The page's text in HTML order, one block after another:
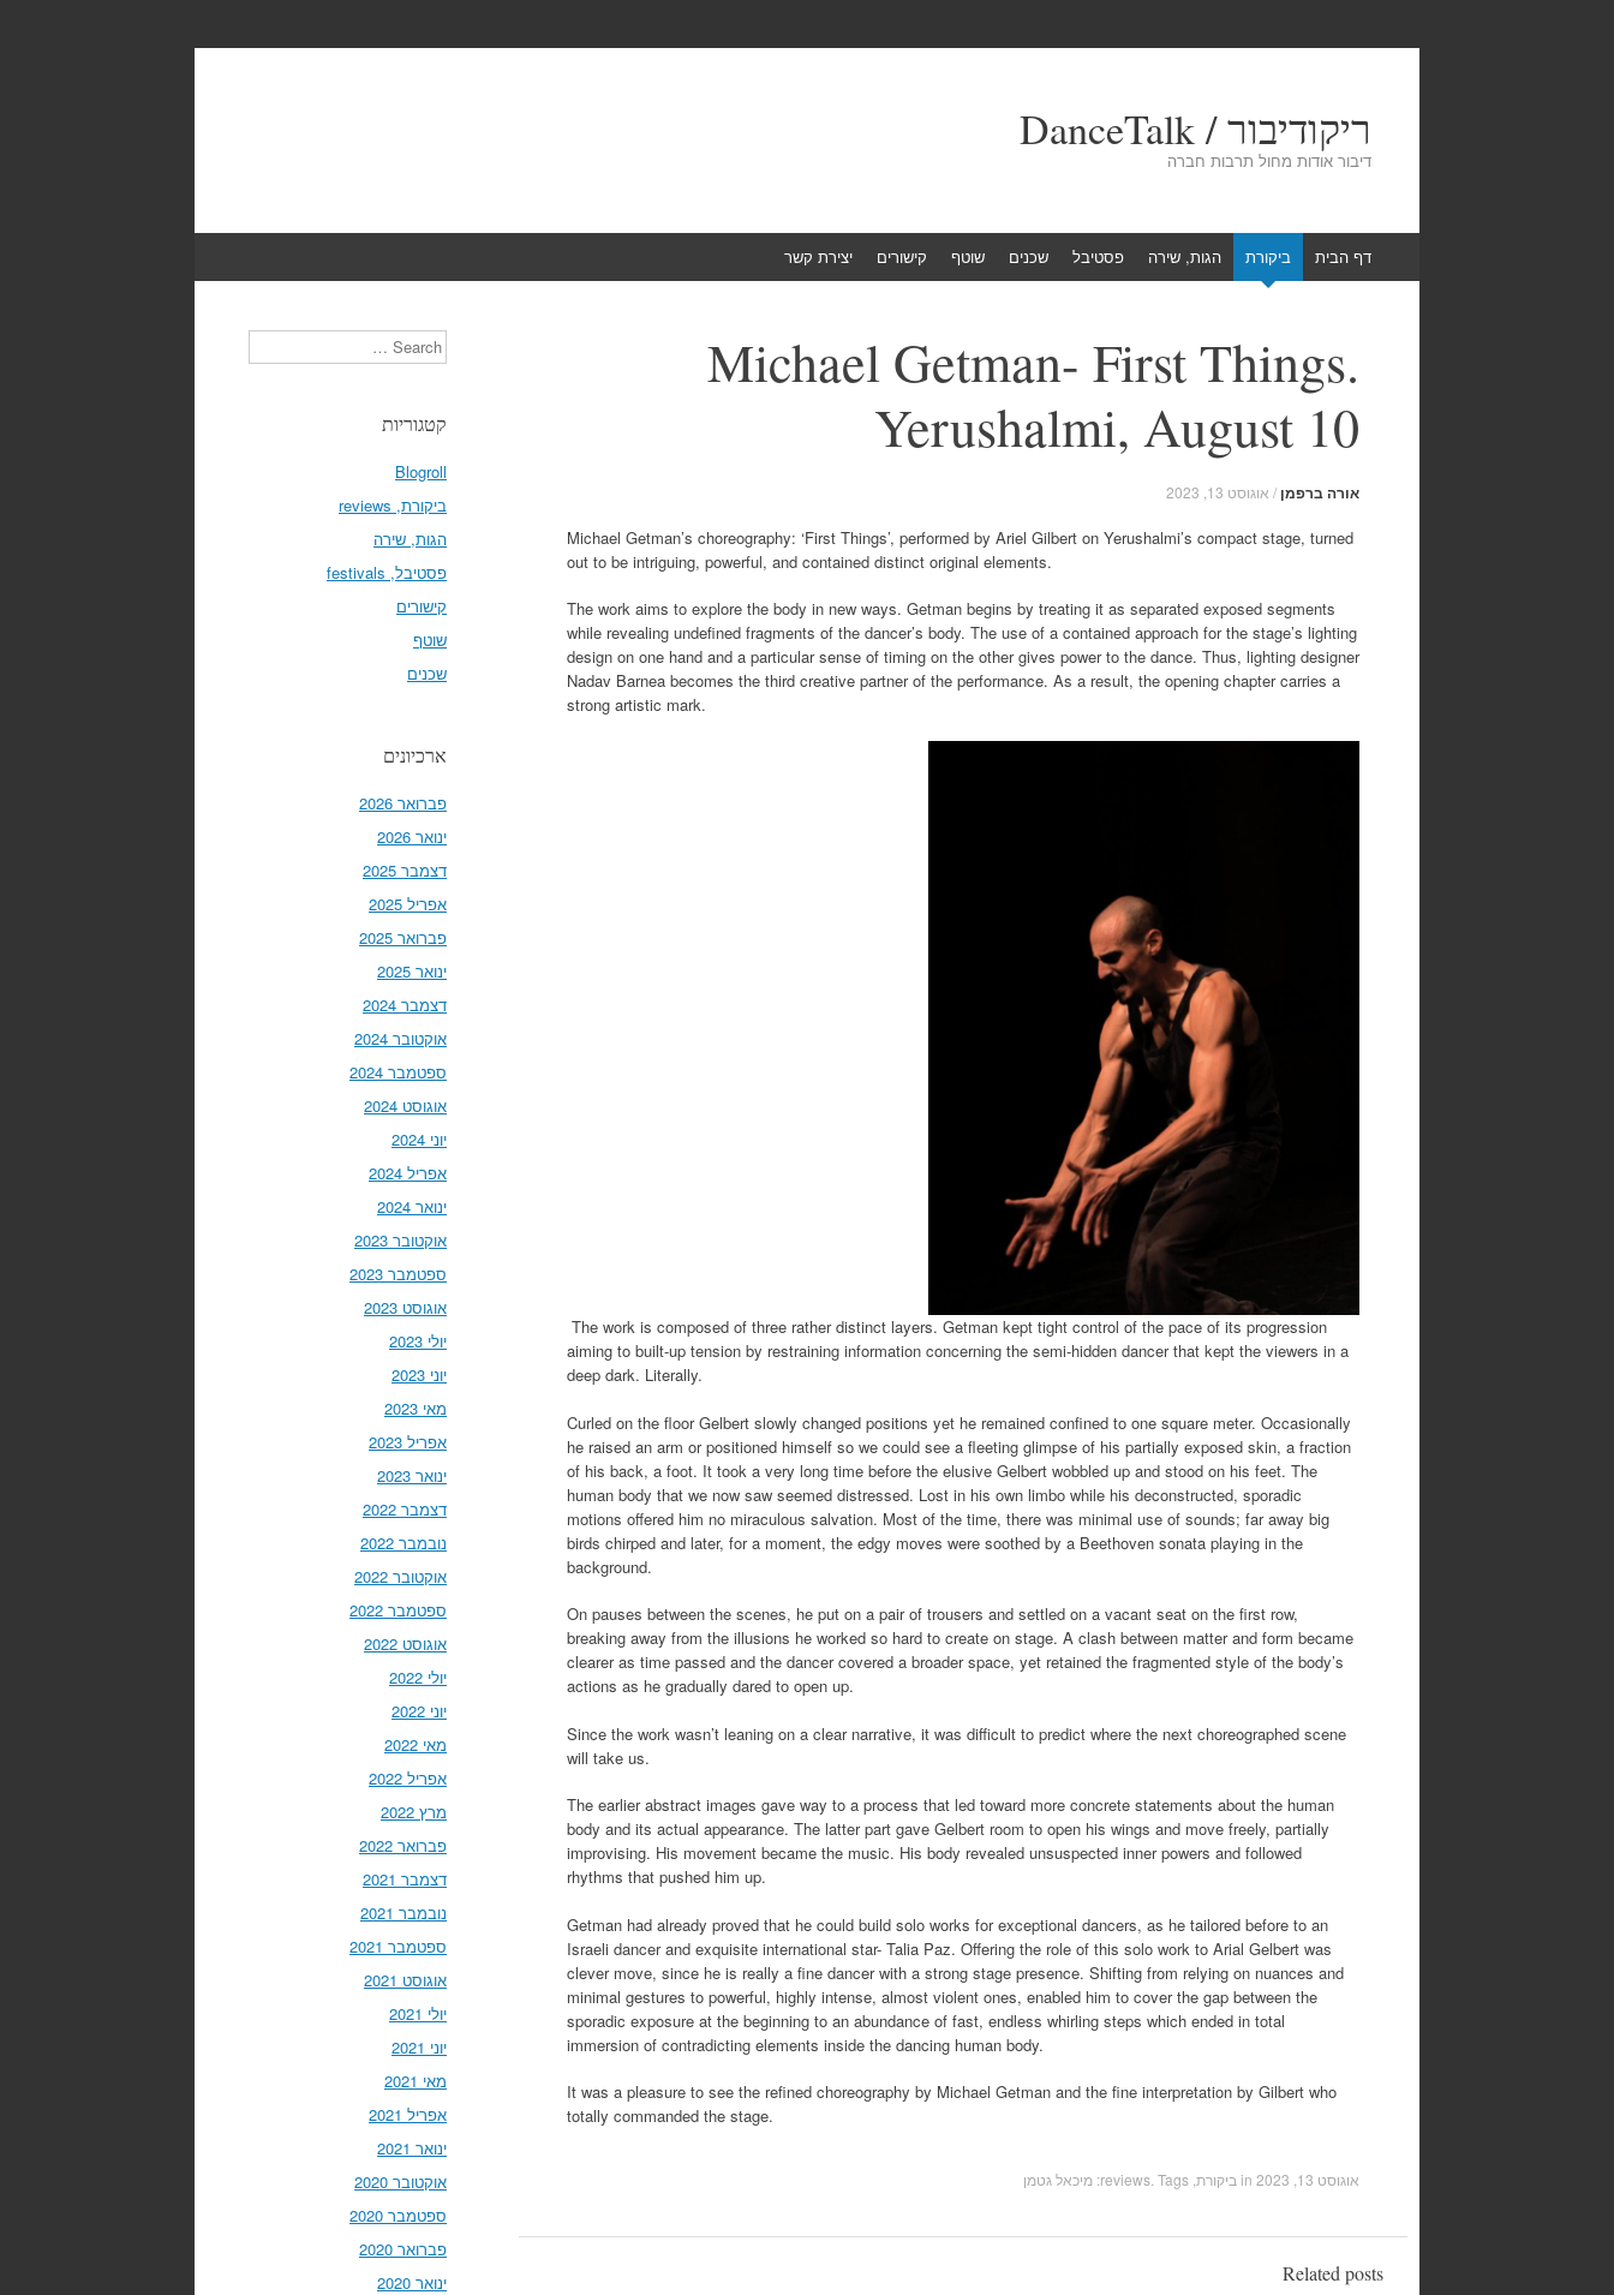
ריקודיבור / DanceTalk
דיבור אודות מחול תרבות חברה
to
דף הבית ביקורת הגות, שירה פסטיבל שכנים שוטף קישורים יצירת קשר
Michael Getman- First Things.
Yerushalmi, August 10
אורה ברפמן / אוגוסט 13, 2023
Michael Getman’s choreography: ‘First Things’, performed by Ariel Gilbert on Yerushalmi’s compact stage, turned
out to be intriguing, powerful, and contained distinct original elements.
The work aims to explore the body in new ways. Getman begins by treating it as separated exposed segments
while revealing undefined fragments of the dancer’s body. The use of a contained approach for the stage’s lighting
design on one hand and a particular sense of timing on the other gives power to the dance. Thus, lighting designer
Nadav Barnea becomes the third creative partner of the performance. As a result, the opening chapter carries a
strong artistic mark.
The work is composed of three rather distinct layers. Getman kept tight control of the pace of its progression
aiming to built-up tension by restraining information concerning the semi-hidden dancer that kept the viewers in a
deep dark. Literally.
Curled on the floor Gelbert slowly changed positions yet he remained confined to one square meter. Occasionally
he raised an arm or positioned himself so we could see a fleeting glimpse of his partially exposed skin, a fraction
of his back, a foot. It took a very long time before the elusive Gelbert wobbled up and stood on his feet. The
human body that we now saw seemed distressed. Lost in his own limbo while his deconstructed, sporadic
motions offered him no miraculous salvation. Most of the time, there was minimal use of sounds; far away big
birds chirped and later, for a moment, the edgy moves were soothed by a Beethoven sonata playing in the
background.
On pauses between the scenes, he put on a pair of trousers and settled on a vacant seat on the first row,
breaking away from the illusions he worked so hard to create on stage. A clash between matter and form became
clearer as time passed and the dancer covered a broader space, yet retained the fragmented style of the body’s
actions as he gradually dared to open up.
Since the work wasn’t leaning on a clear narrative, it was difficult to predict where the next choreographed scene
will take us.
The earlier abstract images gave way to a process that led toward more concrete statements about the human
body and its actual appearance. The latter part gave Gelbert room to open his wings and move freely, partially
improvising. His movement became the music. His body revealed unsuspected inner powers and followed
rhythms that pushed him up.
Getman had already proved that he could build solo works for exceptional dancers, as he tailored before to an
Israeli dancer and exquisite international star- Talia Paz. Offering the role of this solo work to Arial Gelbert was
clever move, since he is really a fine dancer with a strong stage presence. Shifting from relying on nuances and
minimal gestures to powerful, highly intense, almost violent ones, enabled him to cover the gap between the
sporadic exposure at the beginning to an abundance of fast, endless whirling steps which ended in total
immersion of contradicting elements inside the dancing human body.
It was a pleasure to see the refined choreography by Michael Getman and the fine interpretation by Gilbert who
totally commanded the stage.
אוגוסט 13, 2023 ביקורת, reviews . Tags: מיכאל גטמן
Related posts
Search
קטגוריות
Blogroll
ביקורת, reviews
הגות, שירה
פסטיבל, festivals
קישורים
שוטף
שכנים
ארכיונים
פברואר 2026
ינואר 2026
דצמבר 2025
אפריל 2025
פברואר 2025
ינואר 2025
דצמבר 2024
אוקטובר 2024
ספטמבר 2024
אוגוסט 2024
יוני 2024
אפריל 2024
ינואר 2024
אוקטובר 2023
ספטמבר 2023
אוגוסט 2023
יולי 2023
יוני 2023
מאי 2023
אפריל 2023
ינואר 2023
דצמבר 2022
נובמבר 2022
אוקטובר 2022
ספטמבר 2022
אוגוסט 2022
יולי 2022
יוני 2022
מאי 2022
אפריל 2022
מרץ 2022
פברואר 2022
דצמבר 2021
נובמבר 2021
ספטמבר 2021
אוגוסט 2021
יולי 2021
יוני 2021
מאי 2021
אפריל 2021
ינואר 2021
אוקטובר 2020
ספטמבר 2020
פברואר 2020
ינואר 2020